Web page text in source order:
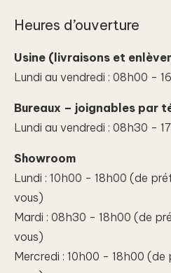
Heures d’ouverture
Usine (livraisons et
Lundi au vendredi : 08h00 -
Bureaux – joignables par
Lundi au vendredi : 08h30 -
Showroom
Lundi : 10h00 - 18h00 (de
vous)
Mardi : 08h30 - 18h00 (de
vous)
Mercredi : 10h00 - 18h00